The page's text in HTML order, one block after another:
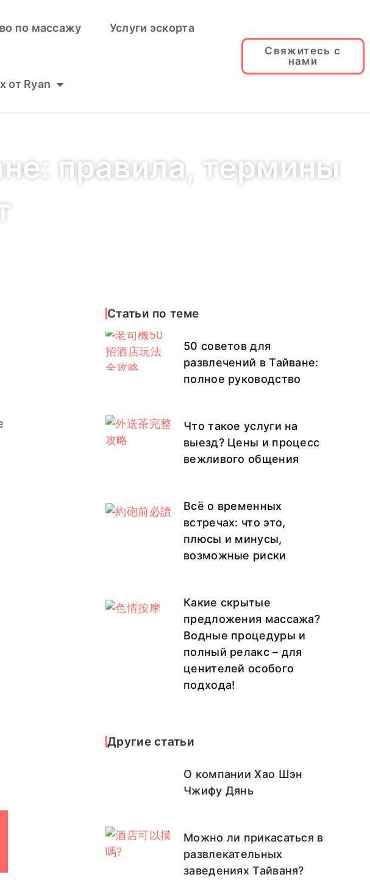
по массажу Услуги эскорта
от Ryan
Свяжитесь с
нами
правила, термины
Статьи по теме
50 советов для
развлечений в Тайване:
полное руководство
Что такое услуги на
выезд? Цены и процесс
вежливого общения
Всё о временных
встречах: что это,
плюсы и минусы,
возможные риски
Какие скрытые
предложения массажа?
Водные процедуры и
полный релакс – для
ценителей особого
подхода!
Другие статьи
О компании Хао Шэн
Чжифу Дянь
Можно ли прикасаться в
развлекательных
заведениях Тайваня?